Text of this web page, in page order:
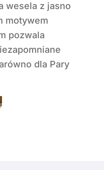
motywem
pozwala
dla Pary